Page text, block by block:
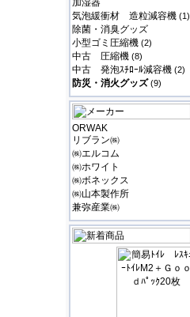
加湿器
気泡緩衝材 造粒減容機 (1)
除菌・消臭グッズ
小型ゴミ圧縮機 (2)
中古 圧縮機 (8)
中古 発泡ｽﾁﾛｰﾙ減容機 (2)
防災・消火グッズ(9)
ORWAK
リブラン㈱
㈱エルコム
㈱ホワイト
㈱ボネックス
㈱山本製作所
兼弥産業㈱